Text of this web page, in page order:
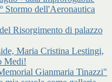
Stormo dell'Aeronautica
Risorgimento di palazzo
Maria Cristina Lestingi,
Medi!
Gianmaria Tinazzi"